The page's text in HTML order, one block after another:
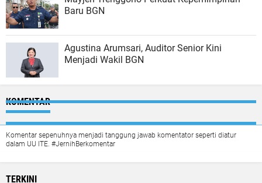
Baru BGN
Agustina Arumsari, Auditor Senior Kini
Menjadi Wakil BGN
KOMENTAR
Komentar sepenuhnya menjadi tanggung jawab komentator seperti diatur
dalam UU ITE. #JernihBerkomentar
TERKINI